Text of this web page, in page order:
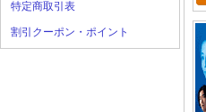
特定商取引表
割引クーポン・ポイント